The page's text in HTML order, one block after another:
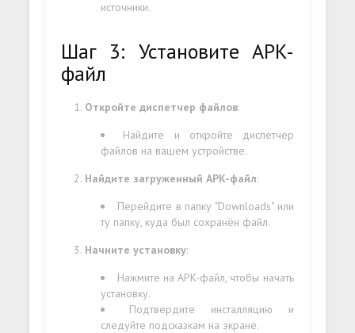
источники.
Шаг 3: Установите APK-
файл
Откройте диспетчер файлов:
Найдите и откройте диспетчер
файлов на вашем устройстве.
Найдите загруженный APK-файл:
Перейдите в папку "Downloads" или
ту папку, куда был сохранён файл.
Начните установку:
Нажмите на APK-файл, чтобы начать
установку.
Подтвердите инсталляцию и
следуйте подсказкам на экране.